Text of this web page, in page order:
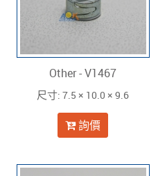
Other - V1467
尺寸: 7.5 × 10.0 × 9.6
詢價